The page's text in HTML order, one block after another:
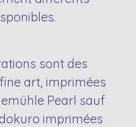
sont des
art, imprimées
Pearl sauf
imprimées